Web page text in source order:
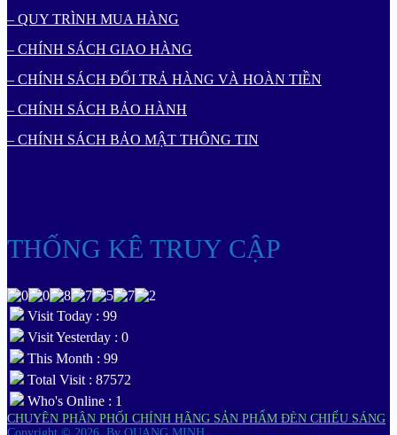
– QUY TRÌNH MUA HÀNG
– CHÍNH SÁCH GIAO HÀNG
– CHÍNH SÁCH ĐỔI TRẢ HÀNG VÀ HOÀN TIỀN
– CHÍNH SÁCH BẢO HÀNH
– CHÍNH SÁCH BẢO MẬT THÔNG TIN
THỐNG KÊ TRUY CẬP
Visit Today : 99
Visit Yesterday : 0
This Month : 99
Total Visit : 87572
Who's Online : 1
CHUYÊN PHÂN PHỐI CHÍNH HÃNG SẢN PHẨM ĐÈN CHIẾU SÁNG